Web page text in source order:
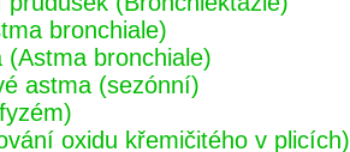
bronchiale)
(Astma bronchiale)
astma (sezónní)
oxidu křemičitého v plicích)